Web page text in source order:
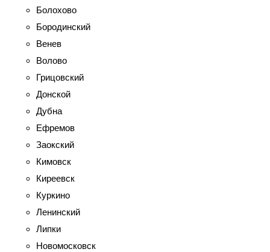
Болохово
Бородинский
Венев
Волово
Грицовский
Донской
Дубна
Ефремов
Заокский
Кимовск
Киреевск
Куркино
Ленинский
Липки
Новомосковск